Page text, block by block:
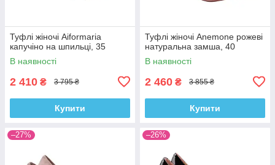
Туфлі жіночі Aiformaria
капучіно на шпильці, 35
В наявності
2 410 ₴ 3 795 ₴
Купити
Туфлі жіночі Anemone рожеві
натуральна замша, 40
В наявності
2 460 ₴ 3 855 ₴
Купити
–27% –26%